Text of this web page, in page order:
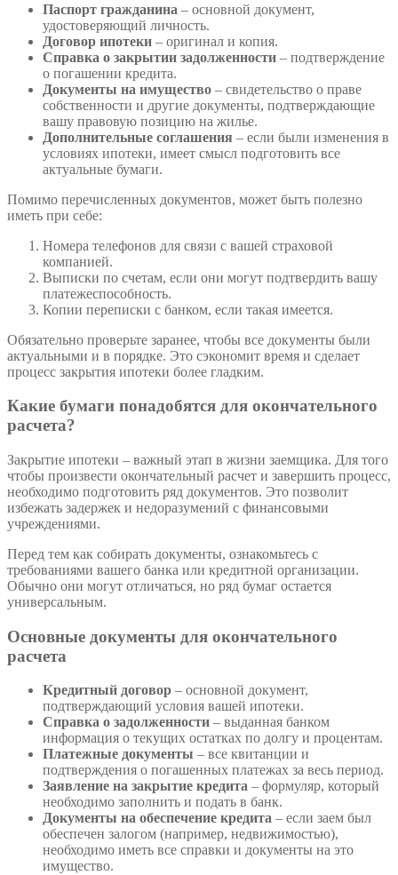
Паспорт гражданина – основной документ,
удостоверяющий личность.
Договор ипотеки – оригинал и копия.
Справка о закрытии задолженности – подтверждение
о погашении кредита.
Документы на имущество – свидетельство о праве
собственности и другие документы, подтверждающие
вашу правовую позицию на жилье.
Дополнительные соглашения – если были изменения в
условиях ипотеки, имеет смысл подготовить все
актуальные бумаги.
Помимо перечисленных документов, может быть полезно
иметь при себе:
Номера телефонов для связи с вашей страховой
компанией.
Выписки по счетам, если они могут подтвердить вашу
платежеспособность.
Копии переписки с банком, если такая имеется.
Обязательно проверьте заранее, чтобы все документы были
актуальными и в порядке. Это сэкономит время и сделает
процесс закрытия ипотеки более гладким.
Какие бумаги понадобятся для окончательного
расчета?
Закрытие ипотеки – важный этап в жизни заемщика. Для того
чтобы произвести окончательный расчет и завершить процесс,
необходимо подготовить ряд документов. Это позволит
избежать задержек и недоразумений с финансовыми
учреждениями.
Перед тем как собирать документы, ознакомьтесь с
требованиями вашего банка или кредитной организации.
Обычно они могут отличаться, но ряд бумаг остается
универсальным.
Основные документы для окончательного
расчета
Кредитный договор – основной документ,
подтверждающий условия вашей ипотеки.
Справка о задолженности – выданная банком
информация о текущих остатках по долгу и процентам.
Платежные документы – все квитанции и
подтверждения о погашенных платежах за весь период.
Заявление на закрытие кредита – формуляр, который
необходимо заполнить и подать в банк.
Документы на обеспечение кредита – если заем был
обеспечен залогом (например, недвижимостью),
необходимо иметь все справки и документы на это
имущество.